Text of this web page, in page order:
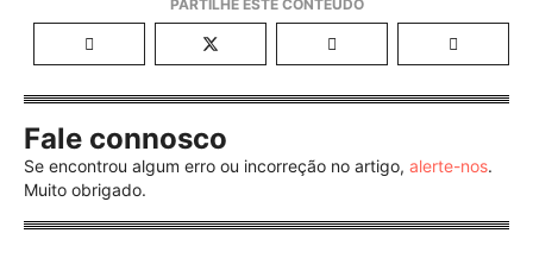
Fale connosco
Se encontrou algum erro ou incorreção no artigo, alerte-nos.
Muito obrigado.